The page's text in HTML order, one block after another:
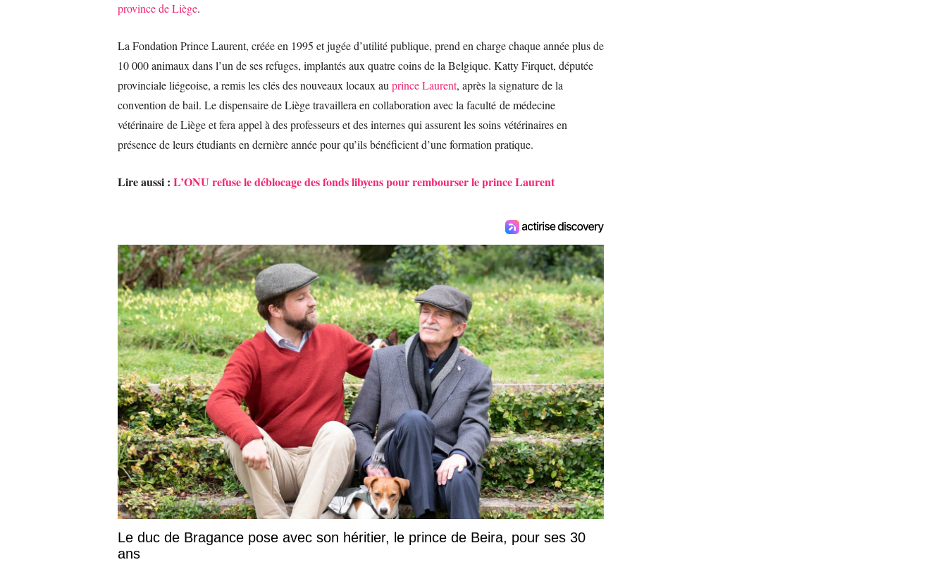
province de Liège.
La Fondation Prince Laurent, créée en 1995 et jugée d’utilité publique, prend en charge chaque année plus de
10 000 animaux dans l’un de ses refuges, implantés aux quatre coins de la Belgique. Katty Firquet, députée
provinciale liégeoise, a remis les clés des nouveaux locaux auprince Laurent, après la signature de la
convention de bail. Le dispensaire de Liège travaillera en collaboration avec la faculté de médecine
vétérinaire de Liège et fera appel à des professeurs et des internes qui assurent les soins vétérinaires en
présence de leurs étudiants en dernière année pour qu’ils bénéficient d’une formation pratique.
Lire aussi : L’ONU refuse le déblocage des fonds libyens pour rembourser le prince Laurent
Le duc de Bragance pose avec son héritier, le prince de Beira, pour ses 30
ans